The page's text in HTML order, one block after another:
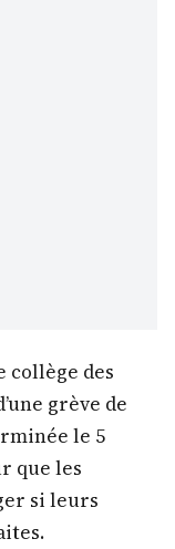
collège des
grève de
le 5
que les
si leurs